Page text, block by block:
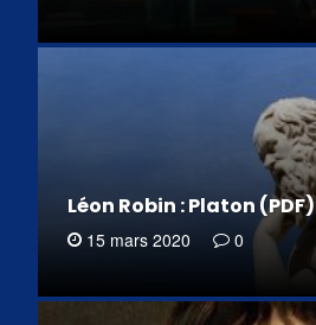
Léon Robin : Platon (PDF)
15 mars 2020 0